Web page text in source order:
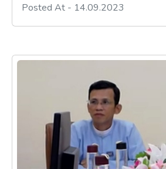
Posted At - 14.09.2023